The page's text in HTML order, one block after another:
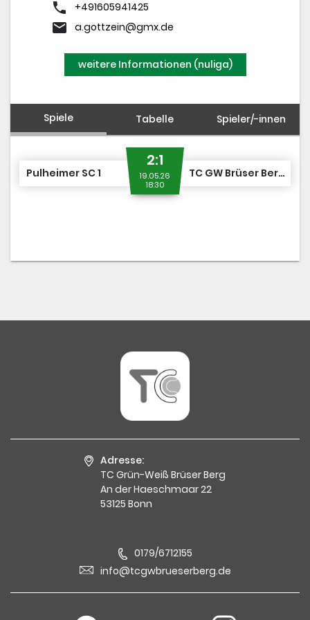
phone +491605941425
email a.gottzein@gmx.de
weitere Informationen (nuliga)
Spiele Tabelle Spieler/-innen
Pulheimer SC 1
2:1
19.05.26
18:30
TC GW Brüser Berg 1
Adresse:
TC Grün-Weiß Brüser Berg
An der Haeschmaar 22
53125 Bonn
0179/6712155
info@tcgwbrueserberg.de